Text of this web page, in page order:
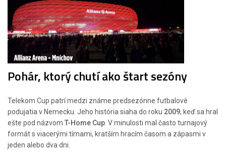
Pohár, ktorý chutí ako štart sezóny
Telekom Cup patrí medzi známe predsezónne futbalové
podujatia v Nemecku. Jeho história siaha do roku 2009, keď sa hral
ešte pod názvom T-Home Cup . V minulosti mal často turnajový
formát s viacerými tímami, kratším hracím časom a zápasmi v
jeden alebo dva dni.